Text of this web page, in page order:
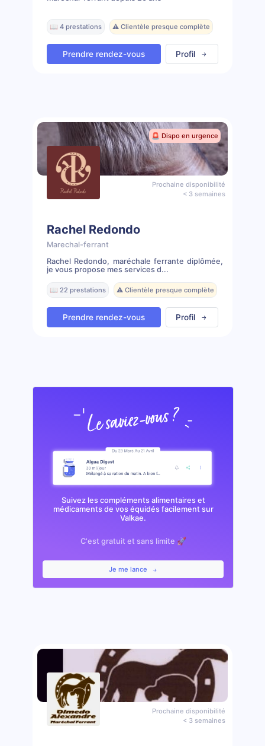
📖 4 prestations ⚠️ Clientèle presque complète
Prendre rendez-vous Profil
🚨 Dispo en urgence
Prochaine disponibilité
< 3 semaines
Rachel Redondo
Marechal-ferrant
Rachel Redondo, maréchale ferrante diplômée,
je vous propose mes services d...
📖 22 prestations ⚠️ Clientèle presque complète
Prendre rendez-vous Profil
Suivez les compléments alimentaires et
médicaments de vos équidés facilement sur
Valkae.
C'est gratuit et sans limite 🚀
Je me lance
Prochaine disponibilité
< 3 semaines